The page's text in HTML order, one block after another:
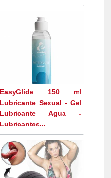
EasyGlide 150 ml
Lubricante Sexual - Gel
Lubricante Agua -
Lubricantes...